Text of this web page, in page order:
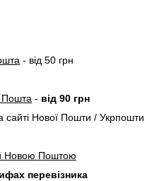
- від 50 грн
- від 90 грн
сайті Нової Пошти / Укрпошти
Новою Поштою
перевізника